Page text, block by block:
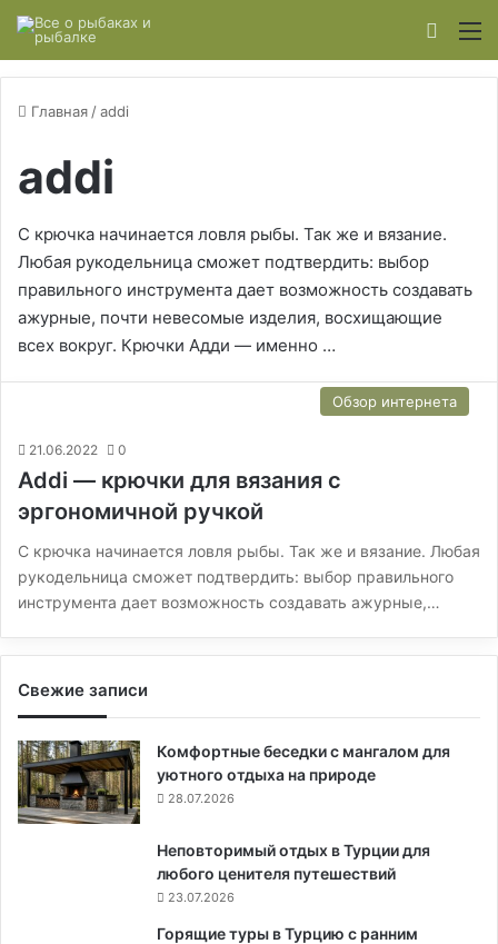
Главная /addi
addi
С крючка начинается ловля рыбы. Так же и вязание.
Любая рукодельница сможет подтвердить: выбор
правильного инструмента дает возможность создавать
ажурные, почти невесомые изделия, восхищающие
всех вокруг. Крючки Адди — именно …
Обзор интернета
21.06.2022 0
Addi — крючки для вязания с
эргономичной ручкой
С крючка начинается ловля рыбы. Так же и вязание. Любая
рукодельница сможет подтвердить: выбор правильного
инструмента дает возможность создавать ажурные,…
Свежие записи
Комфортные беседки с мангалом для
уютного отдыха на природе
28.07.2026
Неповторимый отдых в Турции для
любого ценителя путешествий
23.07.2026
Горящие туры в Турцию с ранним